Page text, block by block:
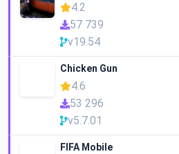
4.2
57 739
v19.54
Chicken Gun
4.6
53 296
v5.7.01
FIFA Mobile